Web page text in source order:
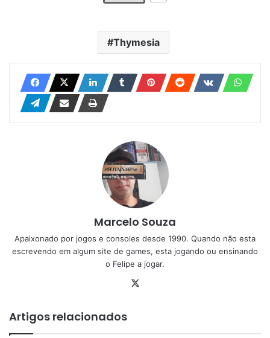
Thymesia
Marcelo Souza
Apaixonado por jogos e consoles desde 1990. Quando não esta
escrevendo em algum site de games, esta jogando ou ensinando
o Felipe a jogar.
Artigos relacionados